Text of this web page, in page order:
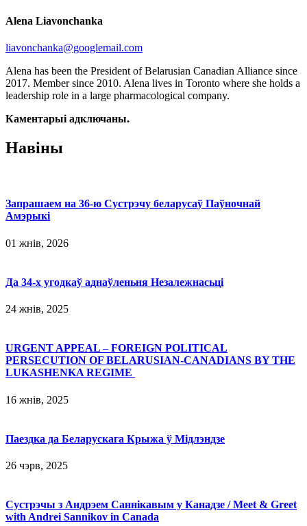
Alena Liavonchanka
liavonchanka@googlemail.com
Alena has been the President of Belarusian Canadian Alliance since
2017. Member since 2010. Alena lives in Toronto where she holds a
leadership role in a large pharmacological company.
Каментарыi адключаны.
Навіны
Запрашаем на 36-ю Сустрэчу беларусаў Паўночнай
Амэрыкі
01 жнів, 2026
Да 34-х угодкаў аднаўленьня Незалежнасьці
24 жнів, 2025
URGENT APPEAL – FOREIGN POLITICAL
PERSECUTION OF BELARUSIAN-CANADIANS BY THE
LUKASHENKA REGIME
16 жнів, 2025
Паездка да Беларускага Крыжа ў Мідлэндзе
26 чэрв, 2025
Сустрэчы з Андрэем Саннікавым у Канадзе / Meet & Greet
with Andrei Sannikov in Canada